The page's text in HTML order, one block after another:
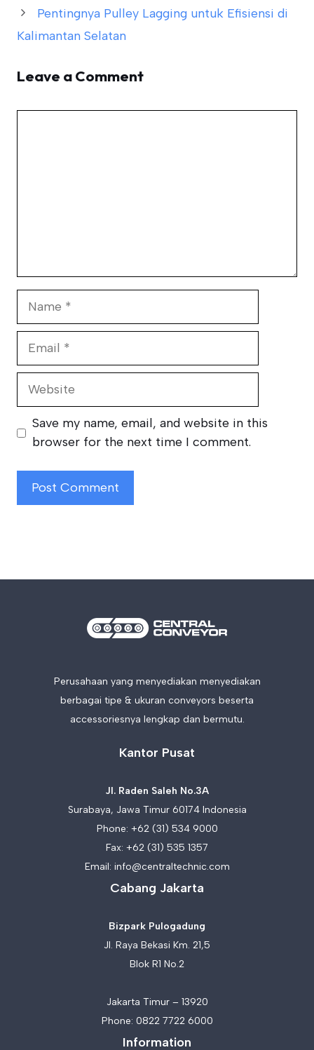
Pentingnya Pulley Lagging untuk Efisiensi di
Kalimantan Selatan
Leave a Comment
Website
Save my name, email, and website in this
browser for the next time I comment.
Perusahaan yang menyediakan menyediakan
berbagai tipe & ukuran conveyors beserta
accessoriesnya lengkap dan bermutu.
Kantor Pusat
Jl. Raden Saleh No.3A
Surabaya, Jawa Timur 60174 Indonesia
Phone: +62 (31) 534 9000
Fax: +62 (31) 535 1357
Email: info@centraltechnic.com
Cabang Jakarta
Bizpark Pulogadung
Jl. Raya Bekasi Km. 21,5
Blok R1 No.2
Jakarta Timur – 13920
Phone: 0822 7722 6000
Information